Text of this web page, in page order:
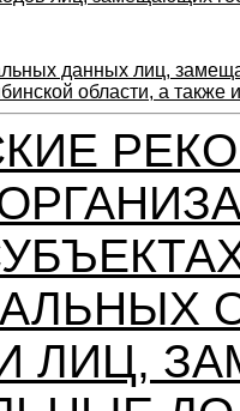
данных лиц,
области, а
ЛИЦ,